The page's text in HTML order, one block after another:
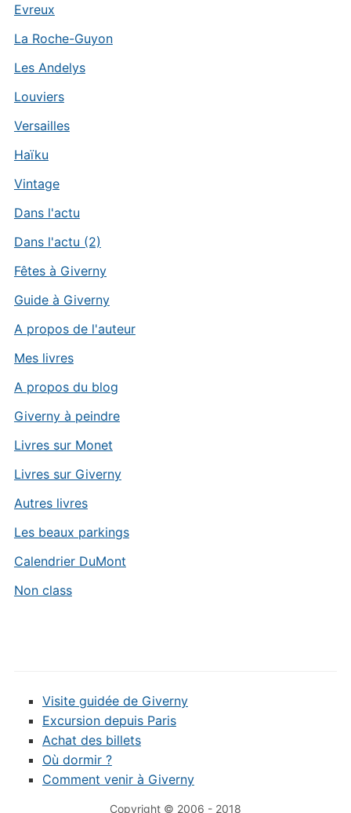
Evreux
La Roche-Guyon
Les Andelys
Louviers
Versailles
Haïku
Vintage
Dans l'actu
Dans l'actu (2)
Fêtes à Giverny
Guide à Giverny
A propos de l'auteur
Mes livres
A propos du blog
Giverny à peindre
Livres sur Monet
Livres sur Giverny
Autres livres
Les beaux parkings
Calendrier DuMont
Non class
Visite guidée de Giverny
Excursion depuis Paris
Achat des billets
Où dormir ?
Comment venir à Giverny
Copyright © 2006 - 2018